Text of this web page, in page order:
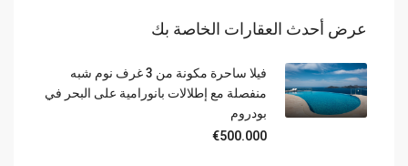
عرض أحدث العقارات الخاصة بك
فيلا ساحرة مكونة من 3 غرف نوم شبه
منفصلة مع إطلالات بانورامية على البحر في
بودروم
€500.000